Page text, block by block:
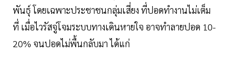
พันธุ์ โดยเฉพาะประชาชนกลุ่มเสี่ยง ที่ปอดทำงานไม่เต็ม
ที่ เมื่อไวรัสจู่โจมระบบทางเดินหายใจ อาจทำลายปอด 10-
20% จนปอดไม่พื้นกลับมา ได้แก่